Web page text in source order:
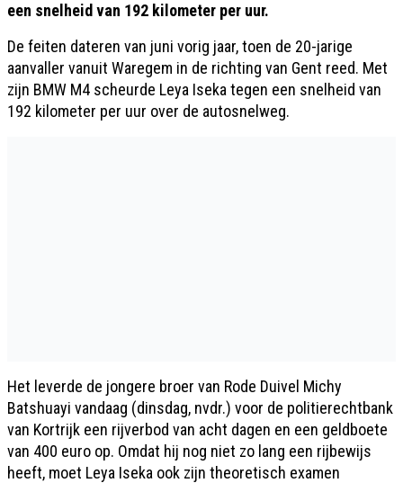
een snelheid van 192 kilometer per uur.
De feiten dateren van juni vorig jaar, toen de 20-jarige
aanvaller vanuit Waregem in de richting van Gent reed. Met
zijn BMW M4 scheurde Leya Iseka tegen een snelheid van
192 kilometer per uur over de autosnelweg.
Het leverde de jongere broer van Rode Duivel Michy
Batshuayi vandaag (dinsdag, nvdr.) voor de politierechtbank
van Kortrijk een rijverbod van acht dagen en een geldboete
van 400 euro op. Omdat hij nog niet zo lang een rijbewijs
heeft, moet Leya Iseka ook zijn theoretisch examen